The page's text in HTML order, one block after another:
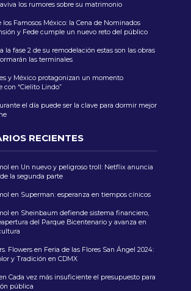
los rumores sobre su matrimonio
los Famosos México: la Cena de Nominados
y Fede cumple un nuevo reto del público
la fase 2 de su remodelación estas son las obras
las terminales
y México protagonizan un momento
con “Cielito Lindo”
el día puede ser la clave para dormir mejor
RECIENTES
en Un nuevo y peligroso troll: Netflix anuncia
la segunda parte
en Superman: esperanza en tiempos cínicos
en Sheinbaum defiende sistema financiero,
del Parque Bicentenario y avanza en
Flowersen Feria de las Flores San Ángel 2024:
y Tradición en CDMX
Cada vez más insuficiente el presupuesto para
pública